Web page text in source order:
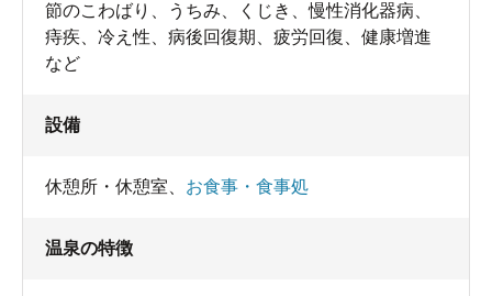
節のこわばり、うちみ、くじき、慢性消化器病、
痔疾、冷え性、病後回復期、疲労回復、健康増進
など
設備
休憩所・休憩室 お食事・食事処
温泉の特徴